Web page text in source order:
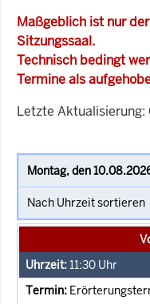
Maßgeblich ist nur
Sitzungssaal.
Technisch bedingt
Termine als
Letzte
11:30 Uhr